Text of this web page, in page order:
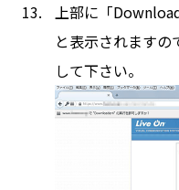
上部に「
と表示されますの
して下さい。